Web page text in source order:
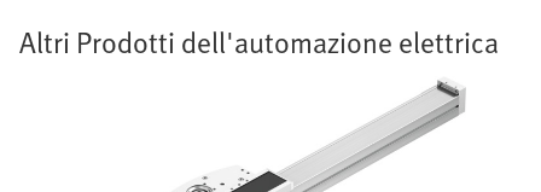
Altri Prodotti dell'automazione elettrica